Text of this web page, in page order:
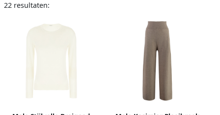
22 resultaten: